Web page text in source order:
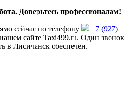
Доверьтесь профессионалам!
сейчас по телефону
+7 (927)
сайте Taxi499.ru. Один звонок
Лисичанск обеспечен.